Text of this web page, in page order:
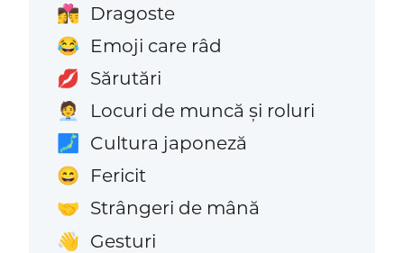
👩‍❤️‍💋‍👨 Dragoste
😂 Emoji care râd
💋 Sărutări
🧑‍💼 Locuri de muncă și roluri
🗾 Cultura japoneză
😄 Fericit
🤝 Strângeri de mână
👋 Gesturi